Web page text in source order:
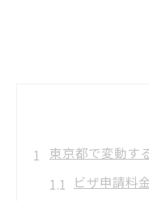
東京都で変動す
ビザ申請料